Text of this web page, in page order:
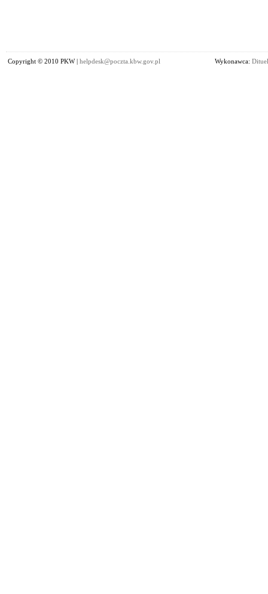
Copyright © 2010 PKW | helpdesk@poczta.kbw.gov.pl Wykonawca: